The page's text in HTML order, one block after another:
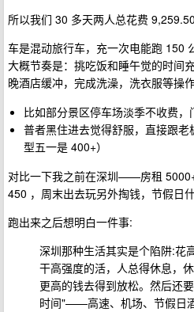
所以我们 30 多天两人总花费
车是混动旅行车，充一次电能跑 150
大概节奏是：挑吃饭和睡午觉的时间
晚酒店缓冲，完成洗澡，洗衣服等操作
比如部分景区停车场淡季不收费
普者黑住进去觉得舒服，直接跟
型五一是 400+）
对比一下我之前在深圳——房租
450 ，周末出去玩另外掏钱，节假日什
跑出来之后想明白一件事:
深圳那种生活其实是个陷阱:花
干高强度的活，人总得休息，
更高的钱去得到放松。然后还
时间"——高速、机场、节假日酒